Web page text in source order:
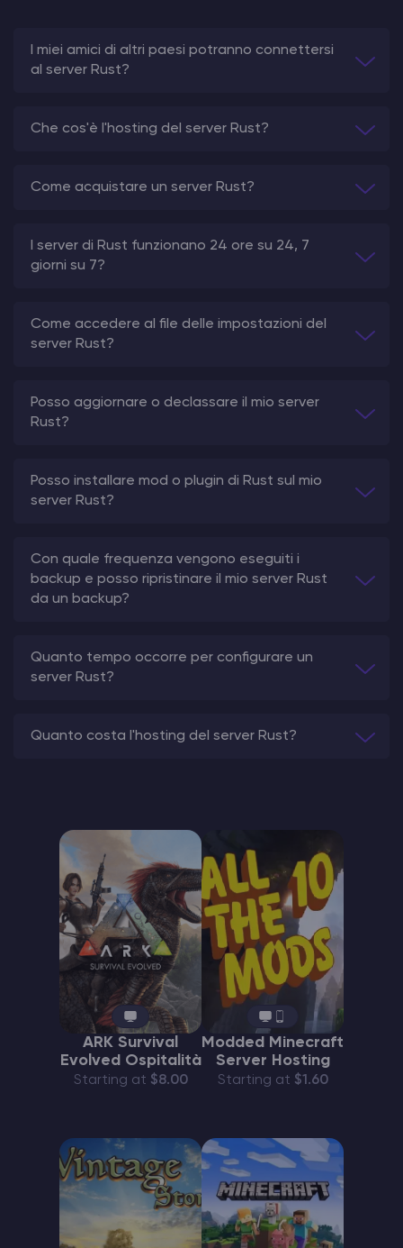
I miei amici di altri paesi potranno connettersi
al server Rust?
Che cos'è l'hosting del server Rust?
Come acquistare un server Rust?
I server di Rust funzionano 24 ore su 24, 7
giorni su 7?
Come accedere al file delle impostazioni del
server Rust?
Posso aggiornare o declassare il mio server
Rust?
Posso installare mod o plugin di Rust sul mio
server Rust?
Con quale frequenza vengono eseguiti i
backup e posso ripristinare il mio server Rust
da un backup?
Quanto tempo occorre per configurare un
server Rust?
Quanto costa l'hosting del server Rust?
ARK Survival
Evolved Ospitalità
Starting at $8.00
Modded Minecraft
Server Hosting
Starting at $1.60